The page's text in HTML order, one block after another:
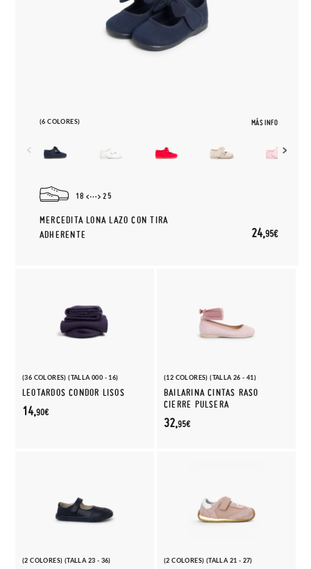
(6 COLORES) MÁS INFO
18 25
MERCEDITA LONA LAZO CON TIRA
ADHERENTE
24,95€
(36 COLORES) (TALLA 000 - 16)
LEOTARDOS CONDOR LISOS
14,90€
(12 COLORES) (TALLA 26 - 41)
BAILARINA CINTAS RASO
CIERRE PULSERA
32,95€
(2 COLORES) (TALLA 23 - 36) (2 COLORES) (TALLA 21 - 27)